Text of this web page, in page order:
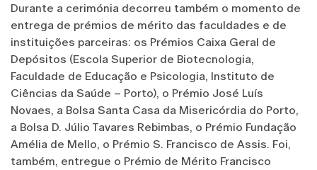
Durante a cerimónia decorreu também o momento de
entrega de prémios de mérito das faculdades e de
instituições parceiras: os Prémios Caixa Geral de
Depósitos (Escola Superior de Biotecnologia,
Faculdade de Educação e Psicologia, Instituto de
Ciências da Saúde – Porto), o Prémio José Luís
Novaes, a Bolsa Santa Casa da Misericórdia do Porto,
a Bolsa D. Júlio Tavares Rebimbas, o Prémio Fundação
Amélia de Mello, o Prémio S. Francisco de Assis. Foi,
também, entregue o Prémio de Mérito Francisco